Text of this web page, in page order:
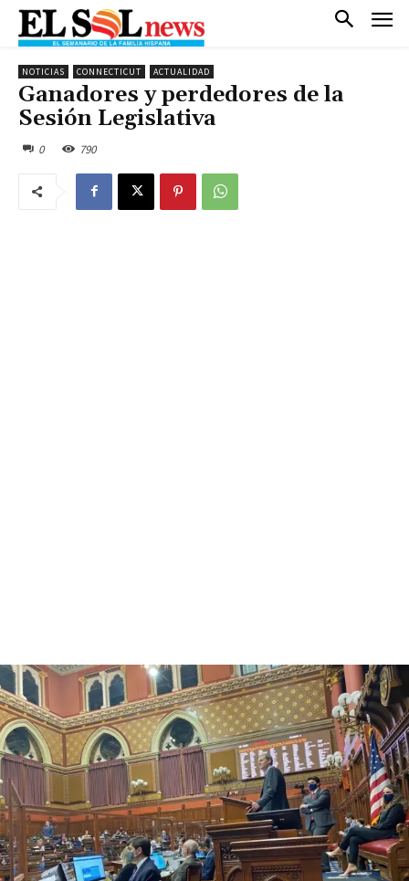
NOTICIAS CONNECTICUT ACTUALIDAD
Ganadores y perdedores de la
Sesión Legislativa
0 790